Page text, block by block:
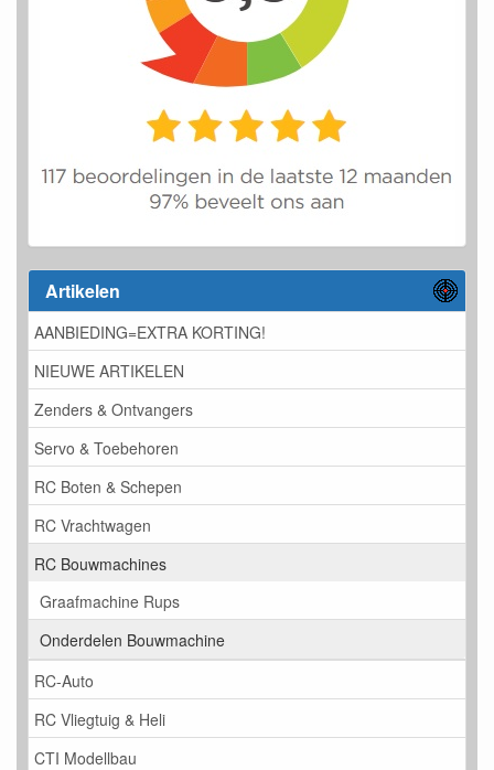
Artikelen
AANBIEDING=EXTRA KORTING!
NIEUWE ARTIKELEN
Zenders & Ontvangers
Servo & Toebehoren
RC Boten & Schepen
RC Vrachtwagen
RC Bouwmachines
Graafmachine Rups
Onderdelen Bouwmachine
RC-Auto
RC Vliegtuig & Heli
CTI Modellbau